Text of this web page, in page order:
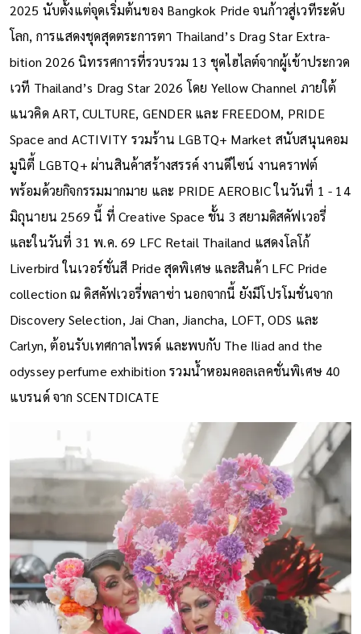
2025 นับตั้งแต่จุดเริ่มต้นของ Bangkok Pride จนก้าวสู่เวทีระดับ
โลก, การแสดงชุดสุดตระการตา Thailand’s Drag Star Extra-
bition 2026 นิทรรศการที่รวบรวม 13 ชุดไฮไลต์จากผู้เข้าประกวด
เวที Thailand’s Drag Star 2026 โดย Yellow Channel ภายใต้
แนวคิด ART, CULTURE, GENDER และ FREEDOM, PRIDE
Space and ACTIVITY รวมร้าน LGBTQ+ Market สนับสนุนคอม
มูนิตี้ LGBTQ+ ผ่านสินค้าสร้างสรรค์ งานดีไซน์ งานคราฟต์
พร้อมด้วยกิจกรรมมากมาย และ PRIDE AEROBIC ในวันที่ 1 - 14
มิถุนายน 2569 นี้ ที่ Creative Space ชั้น 3 สยามดิสคัฟเวอรี่
และในวันที่ 31 พ.ค. 69 LFC Retail Thailand แสดงโลโก้
Liverbird ในเวอร์ชั่นสี Pride สุดพิเศษ และสินค้า LFC Pride
collection ณ ดิสคัฟเวอรี่พลาซ่า นอกจากนี้ ยังมีโปรโมชั่นจาก
Discovery Selection, Jai Chan, Jiancha, LOFT, ODS และ
Carlyn, ต้อนรับเทศกาลไพรด์ และพบกับ The Iliad and the
odyssey perfume exhibition รวมน้ำหอมคอลเลคชั่นพิเศษ 40
แบรนด์ จาก SCENTDICATE